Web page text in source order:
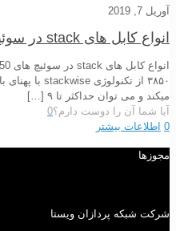
آوریل 7, 2019
انواع کابل های stack در سوئیچ های cisco catalyst 3850
میکند و می توان حداکثر تا ۹
[…]
آیا شما آن را دوست دارم؟0
0 اطلاعات بیشتر
مجوزها
شرکت شبکه پردازان ویستا